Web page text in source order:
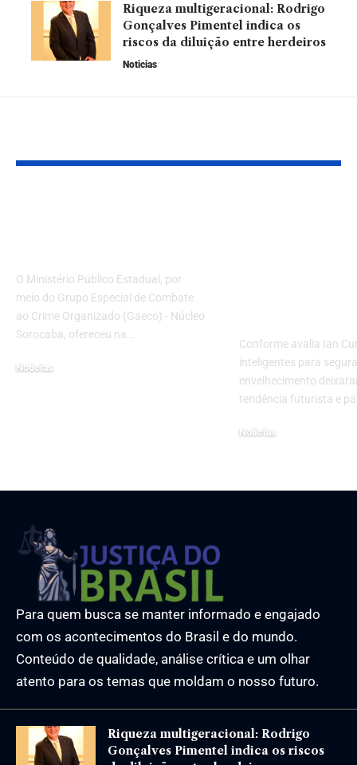
Riqueza multigeracional: Rodrigo
Gonçalves Pimentel indica os
riscos da diluição entre herdeiros
Noticias
O Ministério Público Estadual, por
meio do Grupo Especial de Combate
ao Crime Organizado (Gaeco) - Núcleo
Sorocaba, ofereceu na…
Noticias
Conforme avalia Ian
inteligentes para
envelhecimento
tendência futurista e
Noticias
Para quem busca se manter informado e engajado
com os acontecimentos do Brasil e do mundo.
Conteúdo de qualidade, análise crítica e um olhar
atento para os temas que moldam o nosso futuro.
Riqueza multigeracional: Rodrigo
Gonçalves Pimentel indica os riscos